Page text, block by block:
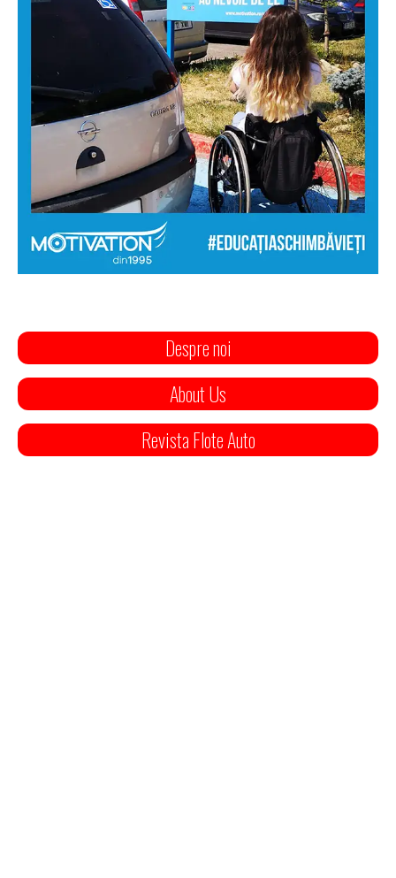
Despre noi
About Us
Revista Flote Auto